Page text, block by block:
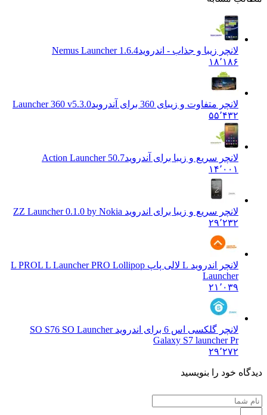
لانچر زیبا و جذاب - اندرویدNemus Launcher 1.6.4
۱۸٬۱۸۶
لانچر متفاوت و زیبای 360 برای آندروید
Launcher 360 v5.3.0
۵۵٬۴۳۲
لانچر سریع و زیبا برای آندرویدAction Launcher 50.7
۱۴٬۰۰۱
لانچر سریع و زیبا برای اندروید Z Z Launcher 0.1.0 by Nokia
۲۹٬۲۳۲
لانچر اندروید L لالی پاپ L PRO
L L Launcher PRO Lollipop
Launcher
۲۱٬۰۳۹
لانچر گلکسی اس 6 برای اندروید SO S7
6 SO Launcher
Galaxy S7 launcher Pr
۲۹٬۲۷۲
دیدگاه خود را بنویسید